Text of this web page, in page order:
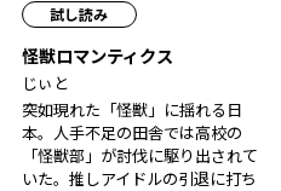
試し読み
怪獣ロマンティクス
じぃと
突如現れた「怪獣」に揺れる日
本。人手不足の田舎では高校の
「怪獣部」が討伐に駆り出されて
いた。推しアイドルの引退に打ち